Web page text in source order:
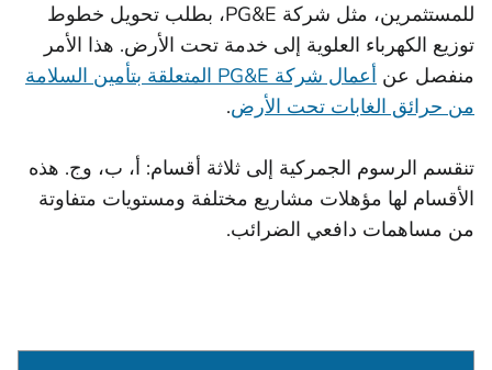
للمستثمرين، مثل شركة PG&E، بطلب تحويل خطوط
توزيع الكهرباء العلوية إلى خدمة تحت الأرض. هذا الأمر
منفصل عن
أعمال شركة PG&E المتعلقة بتأمين السلامة
من حرائق الغابات تحت الأرض.
تنقسم الرسوم الجمركية إلى ثلاثة أقسام: أ، ب، وج. هذه
الأقسام لها مؤهلات مشاريع مختلفة ومستويات متفاوتة
من مساهمات دافعي الضرائب.